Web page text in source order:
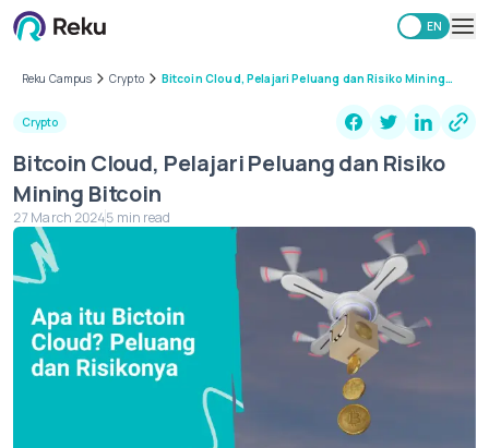
EN
Learning Hub
Security
Fees
Other
Download Reku Apps
Reku Campus Crypto
Bitcoin Cloud, Pelajari Peluang dan Risiko Mining
Crypto
Bitcoin Cloud, Pelajari Peluang dan Risiko
Mining Bitcoin
27 March 20245 min read